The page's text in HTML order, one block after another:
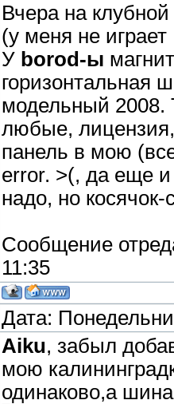
Вчера на
(у меня не
У borod-ы
горизонтальная
модельный 2008.
любые,
панель в мою
error. >(, да еще и
надо, но косячок-
Сообщение
11:35
Дата:
Aiku, забыл
мою
одинаково,а